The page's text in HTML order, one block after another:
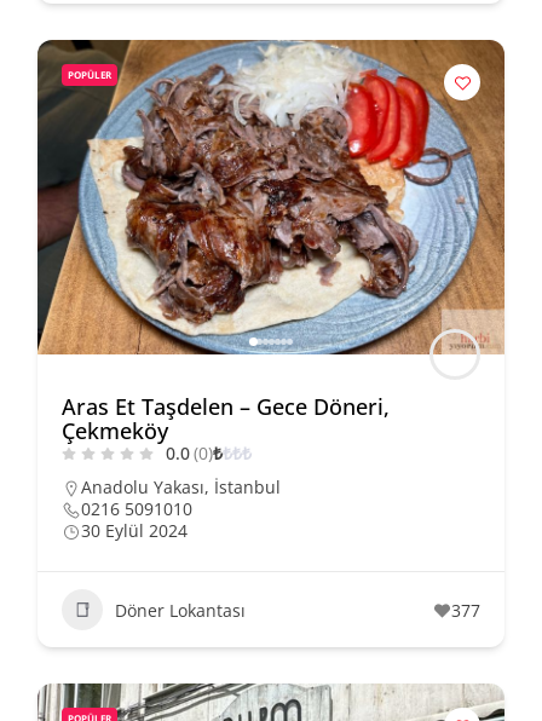
POPÜLER
Aras Et Taşdelen – Gece Döneri,
Çekmeköy
0.0(0)₺₺₺₺
Anadolu Yakası, İstanbul
0216 5091010
30 Eylül 2024
Döner Lokantası 377
POPÜLER